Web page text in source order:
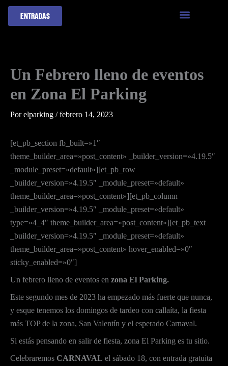
ENTRADAS
Un Febrero lleno de eventos
en Zona El Parking
Porelparking /febrero 14, 2023
[et_pb_section fb_built=»1″
theme_builder_area=»post_content» _builder_version=»4.19.5″
_module_preset=»default»][et_pb_row
_builder_version=»4.19.5″ _module_preset=»default»
theme_builder_area=»post_content»][et_pb_column
_builder_version=»4.19.5″ _module_preset=»default»
type=»4_4″ theme_builder_area=»post_content»][et_pb_text
_builder_version=»4.19.5″ _module_preset=»default»
theme_builder_area=»post_content» hover_enabled=»0″
sticky_enabled=»0″]
Un febrero lleno de eventos en zona El Parking.
Este segundo mes de 2023 ha empezado más fuerte que nunca,
y esque tenemos los domingos de tardeo con callaíta, la fiesta
más TOP de la zona, San Valentín y el esperado Carnaval.
Si estás pensando en salir de fiesta, zona El Parking es tu sitio.
Celebraremos CARNAVAL el sábado 18, con entrada gratuita